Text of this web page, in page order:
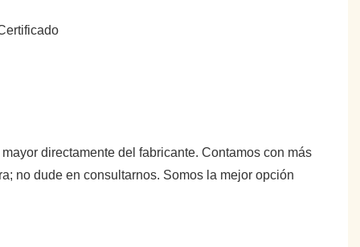
directamente del fabricante. Contamos con más
no dude en consultarnos. Somos la mejor opción